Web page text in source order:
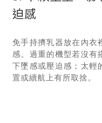
迫感
免手持擠乳器放在內衣
感。過重的機型若沒有
下墜感或壓迫感；太輕
置或續航上有所取捨。